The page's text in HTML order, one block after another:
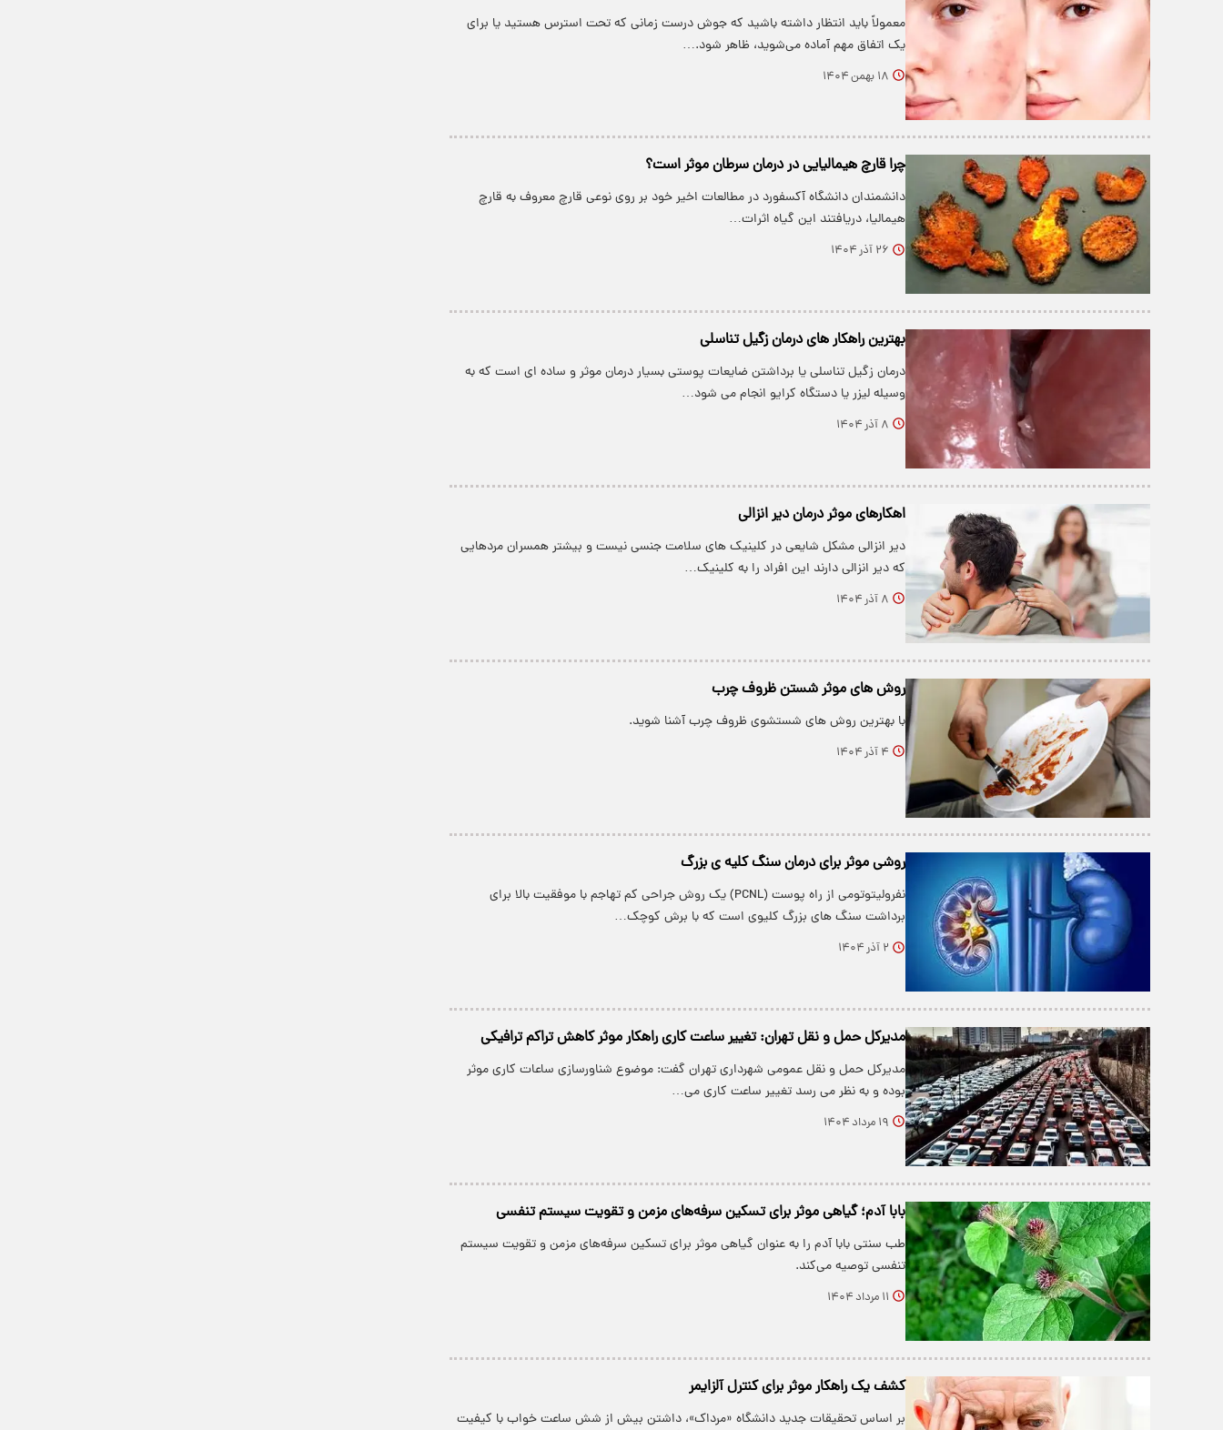
معمولاً باید انتظار داشته باشید که جوش درست زمانی که تحت استرس هستید یا برای
یک اتفاق مهم آماده می‌شوید، ظاهر شود.…
۱۸ بهمن ۱۴۰۴
چرا قارچ هیمالیایی در درمان سرطان موثر است؟
دانشمندان دانشگاه آکسفورد در مطالعات اخیر خود بر روی نوعی قارچ معروف به قارچ
هیمالیا، دریافتند این گیاه اثرات…
۲۶ آذر ۱۴۰۴
بهترین راهکار های درمان زگیل تناسلی
درمان زگیل تناسلی یا برداشتن ضایعات پوستی بسیار درمان موثر و ساده ای است که به
وسیله لیزر یا دستگاه کرایو انجام می شود…
۸ آذر ۱۴۰۴
اهکارهای موثر درمان دیر انزالی
دیر انزالى مشکل شایعی در کلینیک های سلامت جنسی نیست و بیشتر همسران مردهایی
که دیر انزالی دارند این افراد را به کلینیک…
۸ آذر ۱۴۰۴
روش های موثر شستن ظروف چرب
با بهترین روش های شستشوی ظروف چرب آشنا شوید.
۴ آذر ۱۴۰۴
روشی موثر برای درمان سنگ کلیه ی بزرگ
نفرولیتوتومی از راه پوست (PCNL) یک روش جراحی کم تهاجم با موفقیت بالا برای
برداشت سنگ های بزرگ کلیوی است که با برش کوچک…
۲ آذر ۱۴۰۴
مدیرکل حمل و نقل تهران: تغییر ساعت کاری راهکار موثر کاهش تراکم ترافیکی
مدیرکل حمل و نقل عمومی شهرداری تهران گفت: موضوع شناورسازی ساعات کاری موثر
بوده و به نظر می رسد تغییر ساعت کاری می…
۱۹ مرداد ۱۴۰۴
بابا آدم؛ گیاهی موثر برای تسکین سرفه‌های مزمن و تقویت سیستم تنفسی
طب سنتی بابا آدم را به عنوان گیاهی موثر برای تسکین سرفه‌های مزمن و تقویت سیستم
تنفسی توصیه می‌کند.
۱۱ مرداد ۱۴۰۴
کشف یک راهکار موثر برای کنترل آلزایمر
بر اساس تحقیقات جدید دانشگاه «مرداک»، داشتن بیش از شش ساعت خواب با کیفیت